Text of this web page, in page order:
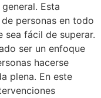
Esta
personas en todo
sea fácil de superar.
ser un enfoque
hacerse
plena. En este